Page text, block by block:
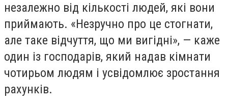
незалежно від кількості людей, які вони
приймають. «Незручно про це стогнати,
але таке відчуття, що ми вигідні», — каже
один із господарів, який надав кімнати
чотирьом людям і усвідомлює зростання
рахунків.